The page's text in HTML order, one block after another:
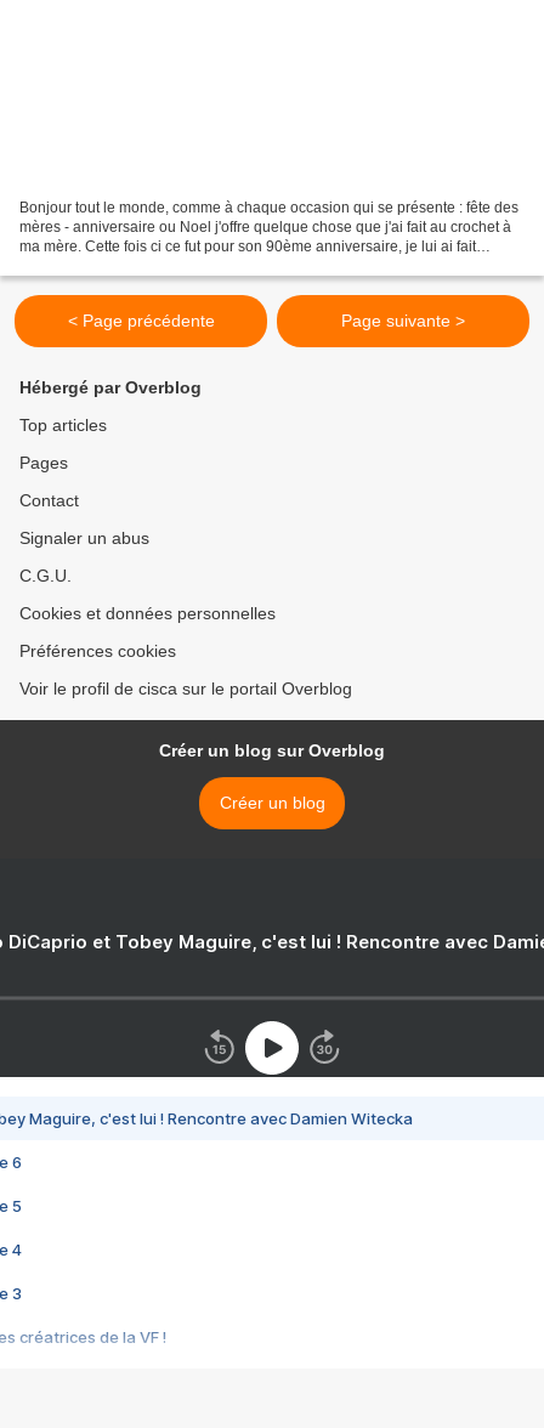
Bonjour tout le monde, comme à chaque occasion qui se présente : fête des
mères - anniversaire ou Noel j'offre quelque chose que j'ai fait au crochet à
ma mère. Cette fois ci ce fut pour son 90ème anniversaire, je lui ai fait
< Page précédente Page suivante >
Hébergé par Overblog
Top articles
Pages
Contact
Signaler un abus
C.G.U.
Cookies et données personnelles
Préférences cookies
Voir le profil de cisca sur le portail Overblog
Créer un blog sur Overblog
Créer un blog
DiCaprio et Tobey Maguire, c'est lui ! Rencontre avec
Maguire, c'est lui ! Rencontre avec Damien Witecka
6
5
4
3
créatrices de la VF !